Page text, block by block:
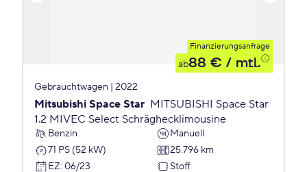
Finanzierungsanfrage
ab88 € / mtl.
Gebrauchtwagen | 2022
Mitsubishi Space Star MITSUBISHI Space Star
1.2 MIVEC Select Schräghecklimousine
Benzin
Manuell
71 PS (52 kW)
25.796 km
EZ: 06/23 Stoff